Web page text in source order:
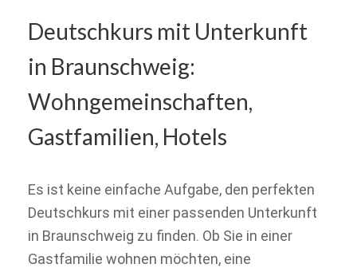
Deutschkurs mit Unterkunft
in Braunschweig:
Wohngemeinschaften,
Gastfamilien, Hotels
Es ist keine einfache Aufgabe, den perfekten
Deutschkurs mit einer passenden Unterkunft
in Braunschweig zu finden. Ob Sie in einer
Gastfamilie wohnen möchten, eine